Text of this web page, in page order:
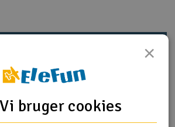
elkøretøj
×
bruger cookies